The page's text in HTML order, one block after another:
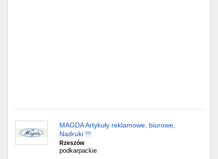
MAGDA Artykuły reklamowe, biurowe,
Nadruki !!!
Rzeszów
podkarpackie
Częstochowa
Toruń